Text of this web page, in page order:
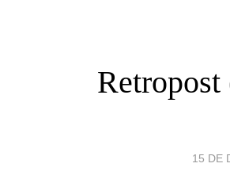
15 DE